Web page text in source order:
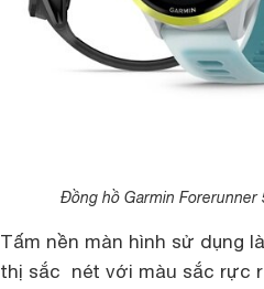
Đồng hồ Garmin Forerunner
Tấm nền màn hình sử dụng
thị sắc nét với màu sắc rực